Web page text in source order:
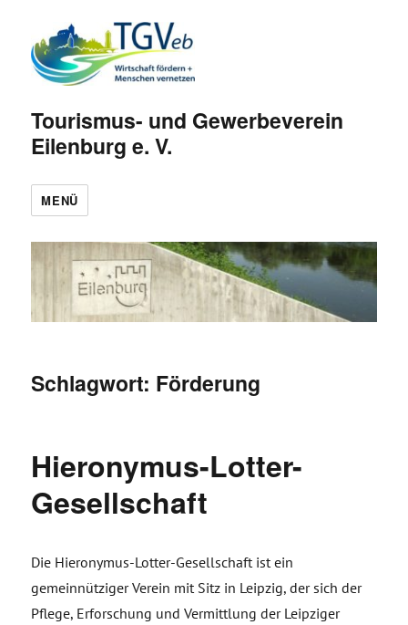
Tourismus- und Gewerbeverein
Eilenburg e. V.
MENÜ
Schlagwort: Förderung
Hieronymus-Lotter-
Gesellschaft
Die Hieronymus-Lotter-Gesellschaft ist ein
gemeinnütziger Verein mit Sitz in Leipzig, der sich der
Pflege, Erforschung und Vermittlung der Leipziger